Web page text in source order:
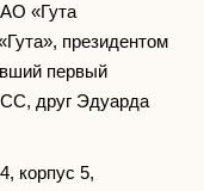
«Гута
президентом
первый
друг Эдуарда
корпус 5,